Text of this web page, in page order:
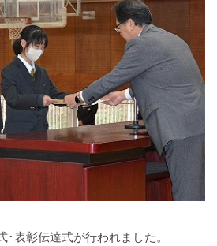
交通アクセス
お知らせ
プライバシーポリシー
サイトマップ
教職員募集
いじめ防止基本方針
学校施設の耐震化への取組状
況
表彰伝達式が行われました。